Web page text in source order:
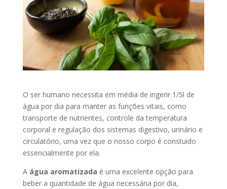
O ser humano necessita em média de ingerir 1/5l de
água por dia para manter as funções vitais, como
transporte de nutrientes, controle da temperatura
corporal e regulação dos sistemas digestivo, urinário e
circulatório, uma vez que o nosso corpo é constuido
essencialmente por ela.
A água aromatizada é uma excelente opção para
beber a quantidade de água necessária por dia,